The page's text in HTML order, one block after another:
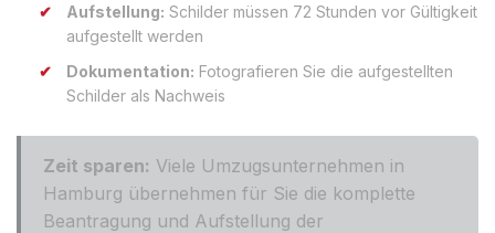
Aufstellung: Schilder müssen 72 Stunden vor Gültigkeit
aufgestellt werden
Dokumentation: Fotografieren Sie die aufgestellten
Schilder als Nachweis
Zeit sparen: Viele Umzugsunternehmen in
Hamburg übernehmen für Sie die komplette
Beantragung und Aufstellung der